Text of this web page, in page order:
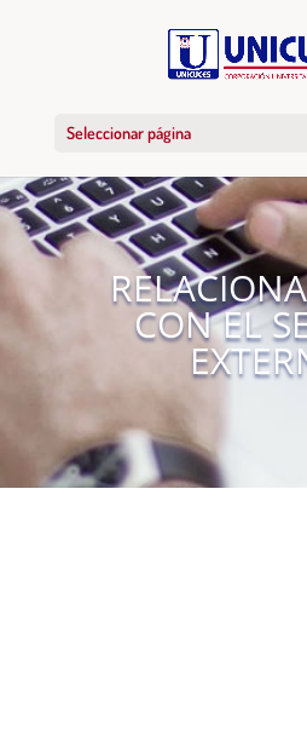
Seleccionar página
CON EL